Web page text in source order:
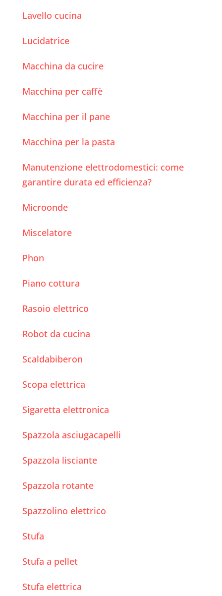
Lavello cucina
Lucidatrice
Macchina da cucire
Macchina per caffè
Macchina per il pane
Macchina per la pasta
Manutenzione elettrodomestici: come
garantire durata ed efficienza?
Microonde
Miscelatore
Phon
Piano cottura
Rasoio elettrico
Robot da cucina
Scaldabiberon
Scopa elettrica
Sigaretta elettronica
Spazzola asciugacapelli
Spazzola lisciante
Spazzola rotante
Spazzolino elettrico
Stufa
Stufa a pellet
Stufa elettrica